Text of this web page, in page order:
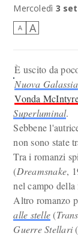
Mercoledì 3
A A
È uscito da
Nuova Galassia
Vonda
Superluminal.
Sebbene
non sono state
Tra i romanzi
(Dreamsnake,
nel campo
Altro romanzo
alle stelle(
Guerre Stellari(